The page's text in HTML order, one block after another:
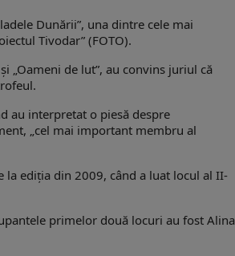
Dunării”, una dintre cele mai
Tivodar” (FOTO).
„Oameni de lut”, au convins juriul că
au interpretat o piesă despre
„cel mai important membru al
la ediţia din 2009, când a luat locul al II-
primelor două locuri au fost Alina